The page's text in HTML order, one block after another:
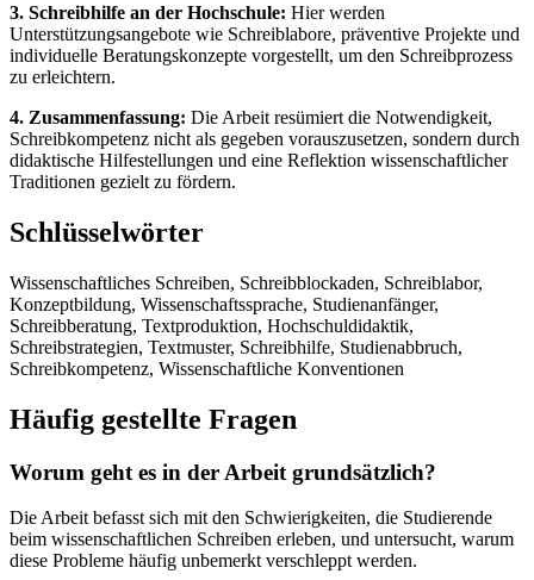
3. Schreibhilfe an der Hochschule: Hier werden
Unterstützungsangebote wie Schreiblabore, präventive Projekte und
individuelle Beratungskonzepte vorgestellt, um den Schreibprozess
zu erleichtern.
4. Zusammenfassung: Die Arbeit resümiert die Notwendigkeit,
Schreibkompetenz nicht als gegeben vorauszusetzen, sondern durch
didaktische Hilfestellungen und eine Reflektion wissenschaftlicher
Traditionen gezielt zu fördern.
Schlüsselwörter
Wissenschaftliches Schreiben, Schreibblockaden, Schreiblabor,
Konzeptbildung, Wissenschaftssprache, Studienanfänger,
Schreibberatung, Textproduktion, Hochschuldidaktik,
Schreibstrategien, Textmuster, Schreibhilfe, Studienabbruch,
Schreibkompetenz, Wissenschaftliche Konventionen
Häufig gestellte Fragen
Worum geht es in der Arbeit grundsätzlich?
Die Arbeit befasst sich mit den Schwierigkeiten, die Studierende
beim wissenschaftlichen Schreiben erleben, und untersucht, warum
diese Probleme häufig unbemerkt verschleppt werden.